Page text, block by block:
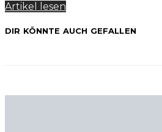
Artikel lesen
DIR KÖNNTE AUCH GEFALLEN